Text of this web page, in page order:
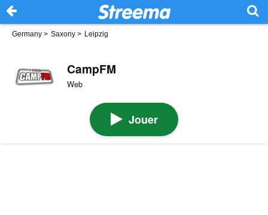
Germany > Saxony > Leipzig
CampFM
Web
Jouer